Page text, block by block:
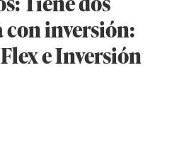
con inversión:
e Inversión